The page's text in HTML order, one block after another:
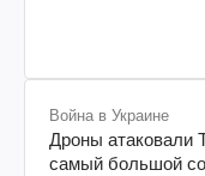
Война в Украине
Дроны атаковали
самый большой